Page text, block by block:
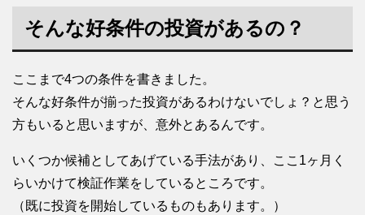
そんな好条件の投資があるの？
ここまで4つの条件を書きました。
そんな好条件が揃った投資があるわけないでしょ？と思う
方もいると思いますが、意外とあるんです。
いくつか候補としてあげている手法があり、ここ1ヶ月く
らいかけて検証作業をしているところです。
（既に投資を開始しているものもあります。）